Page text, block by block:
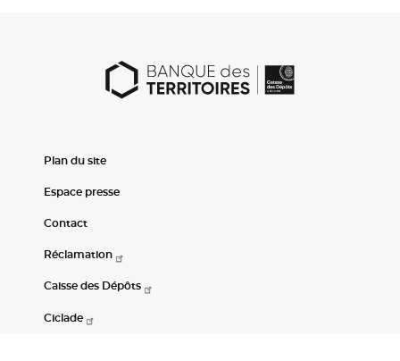
Plan du site
Espace presse
Contact
Réclamation
Caisse des Dépôts
Ciclade